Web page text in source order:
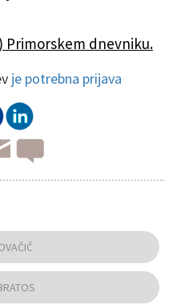
Primorskem dnevniku.
je potrebna prijava